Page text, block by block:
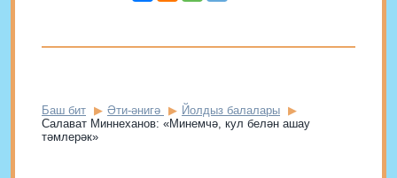
Баш бит Әти-әнигә
Йолдыз балалары
Салават Миннеханов: «Минемчә, кул белән ашау
тәмлерәк»